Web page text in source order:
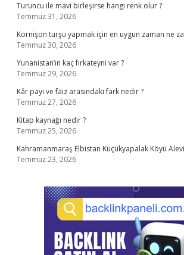
Turuncu ile mavi birleşirse hangi renk olur ?
Temmuz 31, 2026
Kornişon turşu yapmak için en uygun zaman ne
Temmuz 30, 2026
Yunanistan’ın kaç fırkateyni var ?
Temmuz 29, 2026
Kâr payı ve faiz arasındaki fark nedir ?
Temmuz 27, 2026
Kitap kaynağı nedir ?
Temmuz 25, 2026
Kahramanmaraş Elbistan Küçükyapalak Köyü
Temmuz 23, 2026